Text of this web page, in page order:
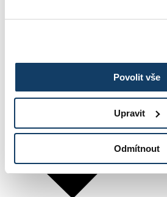
Povolit vše
Upravit
Odmítnout